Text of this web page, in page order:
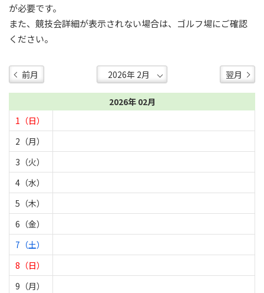
が必要です。
また、競技会詳細が表示されない場合は、ゴルフ場にご確認
ください。
前月 翌月
2026年 02月
1（日）
2（月）
3（火）
4（水）
5（木）
6（金）
7（土）
8（日）
9（月）